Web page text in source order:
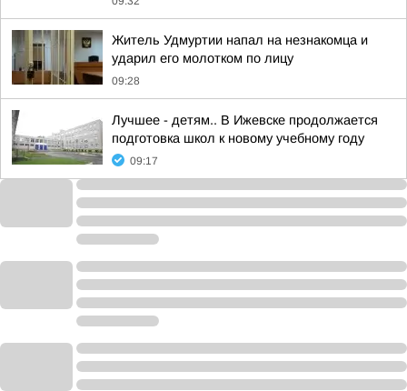
Житель Удмуртии напал на незнакомца и
ударил его молотком по лицу
09:28
Лучшее - детям.. В Ижевске продолжается
подготовка школ к новому учебному году
09:17